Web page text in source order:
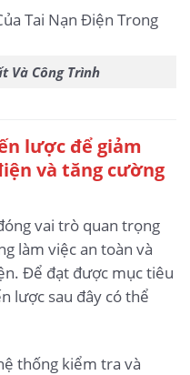
Và Công Trình
lược để giảm
và tăng cường
vai trò quan trọng
làm việc an toàn và
Để đạt được mục tiêu
lược sau đây có thể
thống kiểm tra và